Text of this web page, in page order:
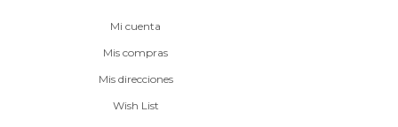
Mi cuenta
Mis compras
Mis direcciones
Wish List